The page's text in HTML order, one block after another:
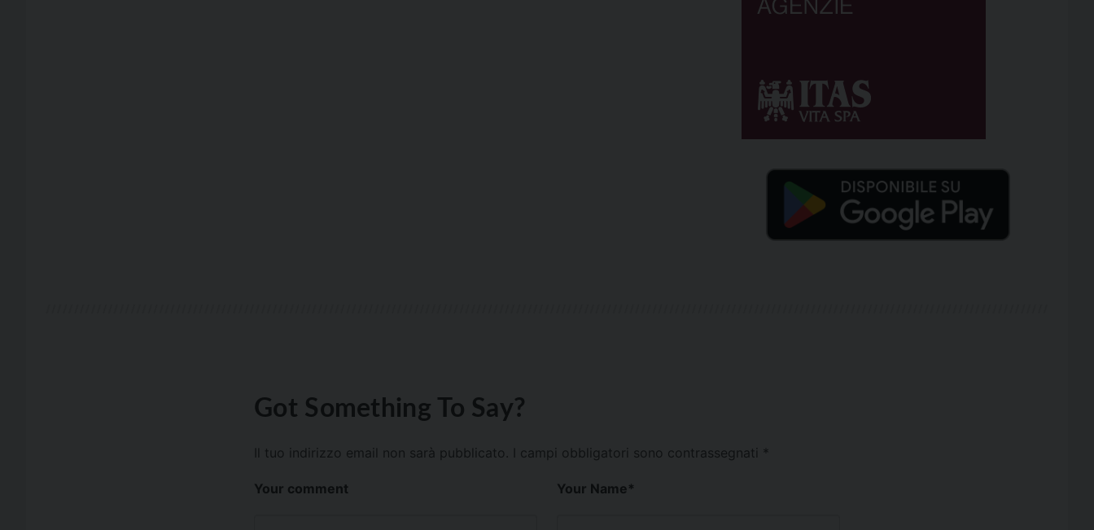
Got Something To Say?
Il tuo indirizzo email non sarà pubblicato. I campi obbligatori sono contrassegnati *
Your comment Your Name*